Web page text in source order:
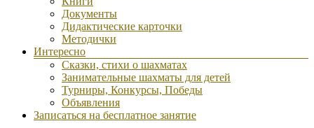
Документы
Дидактические карточки
Методички
Интересно
Сказки, стихи о шахматах
Занимательные шахматы для детей
Турниры, Конкурсы, Победы
Объявления
Записаться на бесплатное занятие